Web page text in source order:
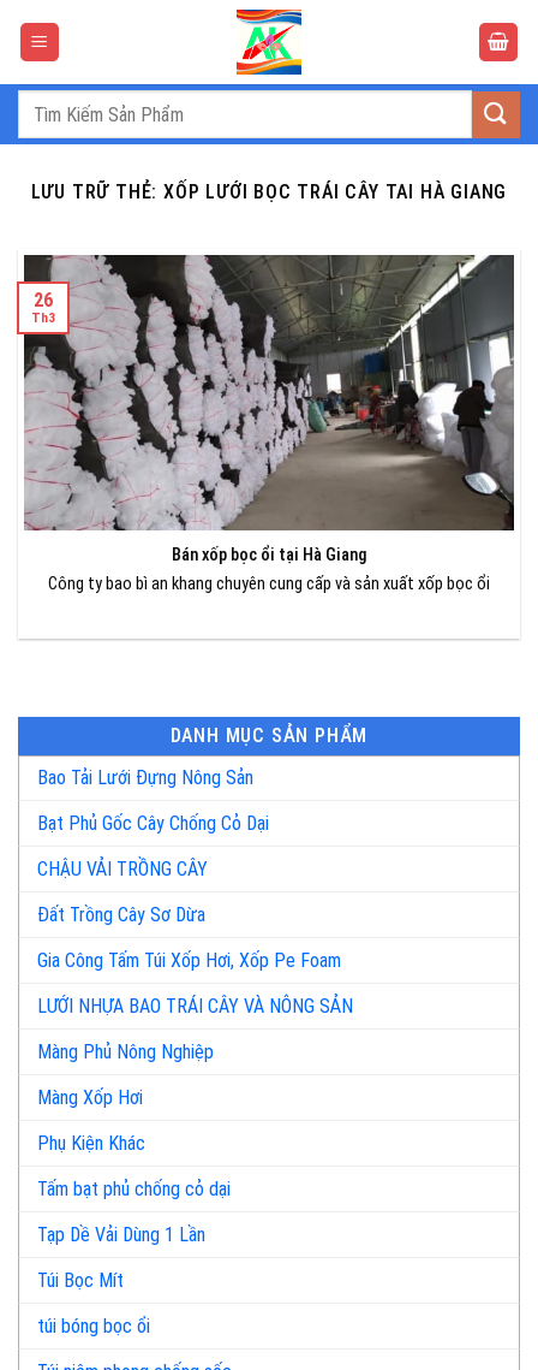
Tìm
LƯU TRỮ THẺ:XỐP LƯỚI BỌC TRÁI CÂY TAI HÀ GIANG
Bán xốp bọc ổi tại Hà Giang
Công ty bao bì an khang chuyên cung cấp và sản xuất xốp bọc ổi
26
Th3
DANH MỤC SẢN PHẨM
Bao Tải Lưới Đựng Nông Sản
Bạt Phủ Gốc Cây Chống Cỏ Dại
CHẬU VẢI TRỒNG CÂY
Đất Trồng Cây Sơ Dừa
Gia Công Tấm Túi Xốp Hơi, Xốp Pe Foam
LƯỚI NHỰA BAO TRÁI CÂY VÀ NÔNG SẢN
Màng Phủ Nông Nghiệp
Màng Xốp Hơi
Phụ Kiện Khác
Tấm bạt phủ chống cỏ dại
Tạp Dề Vải Dùng 1 Lần
Túi Bọc Mít
túi bóng bọc ổi